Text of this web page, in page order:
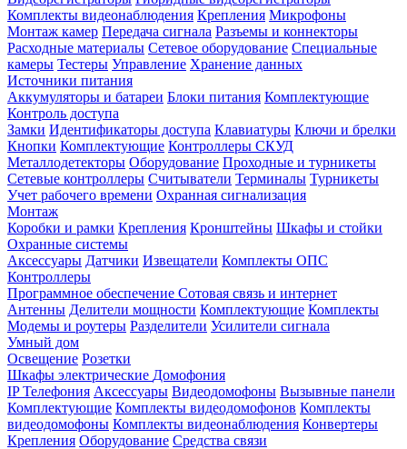
Комплекты видеонаблюдения Крепления Микрофоны
Монтаж камер Передача сигнала Разъемы и коннекторы
Расходные материалы Сетевое оборудование Специальные
камеры Тестеры Управление Хранение данных
Источники питания
Аккумуляторы и батареи Блоки питания Комплектующие
Контроль доступа
Замки Идентификаторы доступа Клавиатуры Ключи и брелки
Кнопки Комплектующие Контроллеры СКУД
Металлодетекторы Оборудование Проходные и турникеты
Сетевые контроллеры Считыватели Терминалы Турникеты
Учет рабочего времени Охранная сигнализация
Монтаж
Коробки и рамки Крепления Кронштейны Шкафы и стойки
Охранные системы
Аксессуары Датчики Извещатели Комплекты ОПС
Контроллеры
Программное обеспечение Сотовая связь и интернет
Антенны Делители мощности Комплектующие Комплекты
Модемы и роутеры Разделители Усилители сигнала
Умный дом
Освещение Розетки
Шкафы электрические Домофония
IP Телефония Аксессуары Видеодомофоны Вызывные панели
Комплектующие Комплекты видеодомофонов Комплекты
видеодомофоны Комплекты видеонаблюдения Конвертеры
Крепления Оборудование Средства связи